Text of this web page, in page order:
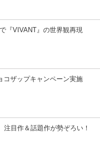
『VIVANT』の世界観再現
コザップキャンペーン実施
注目作＆話題作が勢ぞろい！